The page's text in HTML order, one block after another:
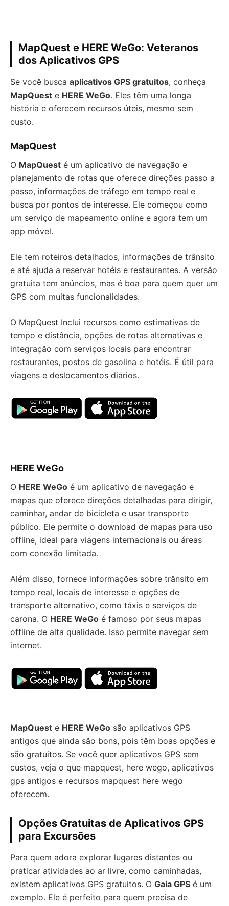
MapQuest e HERE WeGo: Veteranos
dos Aplicativos GPS
Se você busca aplicativos GPS gratuitos, conheça
MapQuest e HERE WeGo. Eles têm uma longa
história e oferecem recursos úteis, mesmo sem
custo.
MapQuest
O MapQuest é um aplicativo de navegação e
planejamento de rotas que oferece direções passo a
passo, informações de tráfego em tempo real e
busca por pontos de interesse. Ele começou como
um serviço de mapeamento online e agora tem um
app móvel.
Ele tem roteiros detalhados, informações de trânsito
e até ajuda a reservar hotéis e restaurantes. A versão
gratuita tem anúncios, mas é boa para quem quer um
GPS com muitas funcionalidades.
O MapQuest Inclui recursos como estimativas de
tempo e distância, opções de rotas alternativas e
integração com serviços locais para encontrar
restaurantes, postos de gasolina e hotéis. É útil para
viagens e deslocamentos diários.
HERE WeGo
O HERE WeGo é um aplicativo de navegação e
mapas que oferece direções detalhadas para dirigir,
caminhar, andar de bicicleta e usar transporte
público. Ele permite o download de mapas para uso
offline, ideal para viagens internacionais ou áreas
com conexão limitada.
Além disso, fornece informações sobre trânsito em
tempo real, locais de interesse e opções de
transporte alternativo, como táxis e serviços de
carona. O HERE WeGo é famoso por seus mapas
offline de alta qualidade. Isso permite navegar sem
internet.
MapQuest e HERE WeGo são aplicativos GPS
antigos que ainda são bons, pois têm boas opções e
são gratuitos. Se você quer aplicativos GPS sem
custos, veja o que mapquest, here wego, aplicativos
gps antigos e recursos mapquest here wego
oferecem.
Opções Gratuitas de Aplicativos GPS
para Excursões
Para quem adora explorar lugares distantes ou
praticar atividades ao ar livre, como caminhadas,
existem aplicativos GPS gratuitos. O Gaia GPS é um
exemplo. Ele é perfeito para quem precisa de